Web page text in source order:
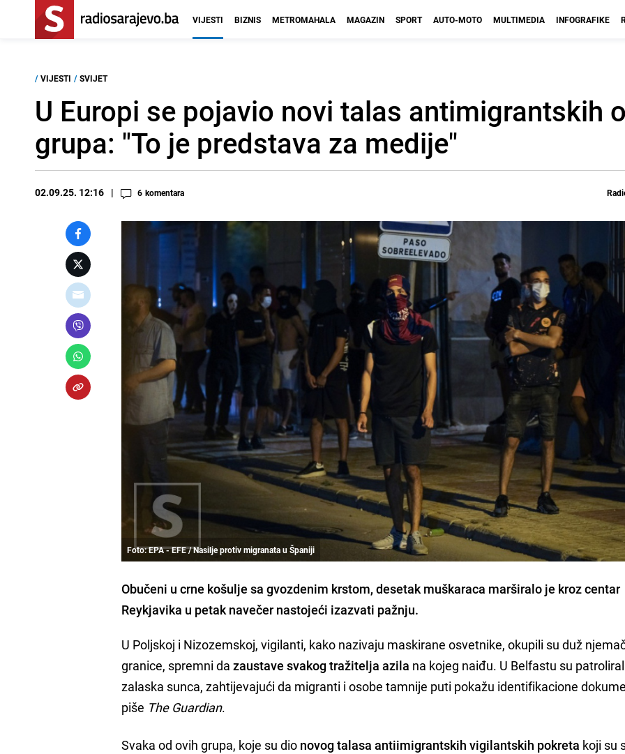
VIJESTI BIZNIS METROMAHALA MAGAZIN SPORT AUTO-MOTO MULTIMEDIA INFOGRAFIKE
/ VIJESTI / SVIJET
U Europi se pojavio novi talas antimigrantskih
grupa: "To je predstava za medije"
02.09.25. 12:16 6 komentara
Foto: EPA - EFE / Nasilje protiv migranata u Španiji
Obučeni u crne košulje sa gvozdenim krstom, desetak muškaraca marširalo je kroz centar
Reykjavika u petak navečer nastojeći izazvati pažnju.
U Poljskoj i Nizozemskoj, vigilanti, kako nazivaju maskirane osvetnike, okupili su duž
granice, spremni dazaustave svakog tražitelja azila na kojeg naiđu. U Belfastu su
zalaska sunca, zahtijevajući da migranti i osobe tamnije puti pokažu identifikacione
piše The Guardian.
Svaka od ovih grupa, koje su dio novog talasa antiimigrantskih vigilantskih pokreta koji su